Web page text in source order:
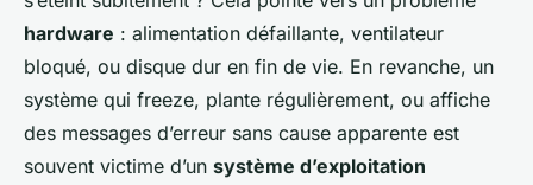
hardware : alimentation défaillante, ventilateur
bloqué, ou disque dur en fin de vie. En revanche, un
système qui freeze, plante régulièrement, ou affiche
des messages d’erreur sans cause apparente est
souvent victime d’un système d’exploitation